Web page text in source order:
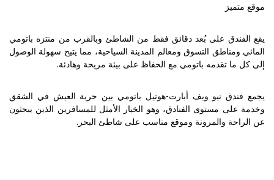
موقع متميز
يقع الفندق على بُعد دقائق فقط من الشاطئ وبالقرب من منتزه باتومي
المائي ومناطق التسوق ومعالم المدينة السياحية، مما يتيح سهولة الوصول
إلى كل ما تقدمه باتومي مع الحفاظ على بيئة مريحة وهادئة.
يجمع فندق نيو ويف أبارت-هوتيل باتومي بين حرية العيش في الشقق
وخدمة على مستوى الفنادق، وهو الخيار الأمثل للمسافرين الذين يبحثون
عن الراحة والمرونة وموقع مناسب على شاطئ البحر.